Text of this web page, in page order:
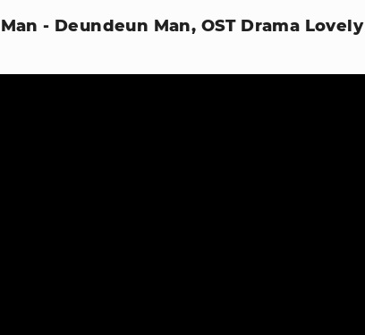
- Deundeun Man, OST Drama Lovely